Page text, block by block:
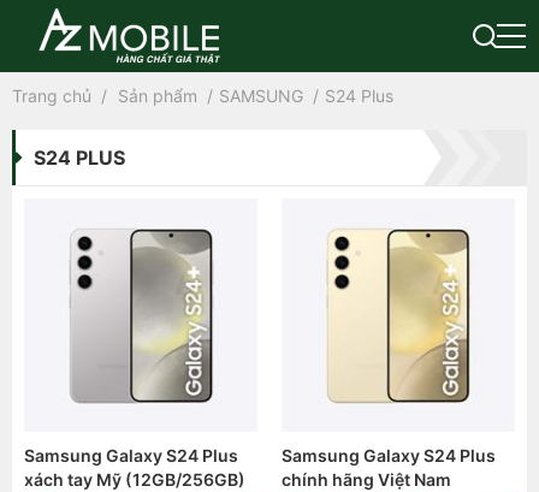
Trang chủ Sản phẩm SAMSUNG S24 Plus
S24 PLUS
Samsung Galaxy S24 Plus
xách tay Mỹ (12GB/256GB)
Samsung Galaxy S24 Plus
chính hãng Việt Nam